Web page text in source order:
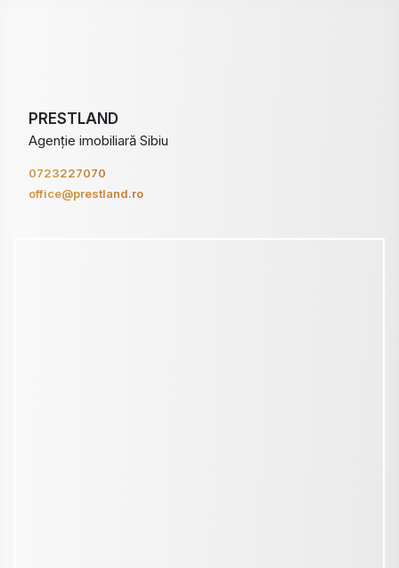
PRESTLAND
Agenție imobiliară Sibiu
0723227070
office@prestland.ro